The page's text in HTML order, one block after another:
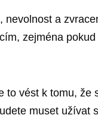
nevolnost a
zejména
to vést k tomu, že
muset užívat